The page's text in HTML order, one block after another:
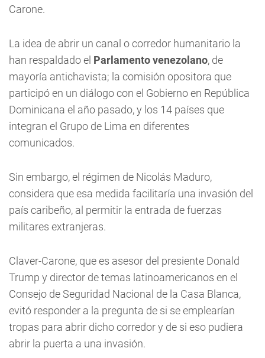
Carone.
La idea de abrir un canal o corredor humanitario la
han respaldado el Parlamento venezolano, de
mayoría antichavista; la comisión opositora que
participó en un diálogo con el Gobierno en República
Dominicana el año pasado, y los 14 países que
integran el Grupo de Lima en diferentes
comunicados.
Sin embargo, el régimen de Nicolás Maduro,
considera que esa medida facilitaría una invasión del
país caribeño, al permitir la entrada de fuerzas
militares extranjeras.
Claver-Carone, que es asesor del presiente Donald
Trump y director de temas latinoamericanos en el
Consejo de Seguridad Nacional de la Casa Blanca,
evitó responder a la pregunta de si se emplearían
tropas para abrir dicho corredor y de si eso pudiera
abrir la puerta a una invasión.